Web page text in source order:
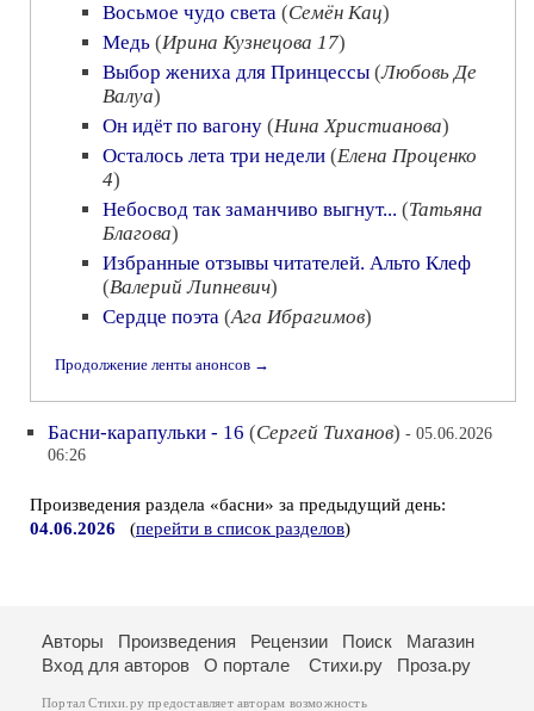
Восьмое чудо света (Семён Кац)
Медь (Ирина Кузнецова 17)
Выбор жениха для Принцессы (Любовь Де
Валуа)
Он идёт по вагону (Нина Христианова)
Осталось лета три недели (Елена Проценко
4)
Небосвод так заманчиво выгнут... (Татьяна
Благова)
Избранные отзывы читателей. Альто Клеф
(Валерий Липневич)
Сердце поэта (Ага Ибрагимов)
Продолжение ленты анонсов →
Басни-карапульки - 16 (Сергей Тиханов) - 05.06.2026
06:26
Произведения раздела «басни» за предыдущий день:
04.06.2026 (перейти в список разделов)
Авторы Произведения Рецензии Поиск
Магазин
Вход для авторов
О портале Стихи.ру Проза.ру
Портал Стихи.ру предоставляет авторам возможность